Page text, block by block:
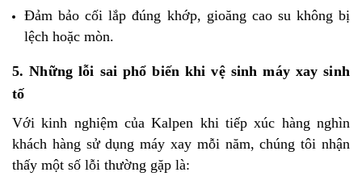
Đảm bảo cối lắp đúng khớp, gioăng cao su không bị
lệch hoặc mòn.
5. Những lỗi sai phổ biến khi vệ sinh máy xay sinh
tố
Với kinh nghiệm của Kalpen khi tiếp xúc hàng nghìn
khách hàng sử dụng máy xay mỗi năm, chúng tôi nhận
thấy một số lỗi thường gặp là: